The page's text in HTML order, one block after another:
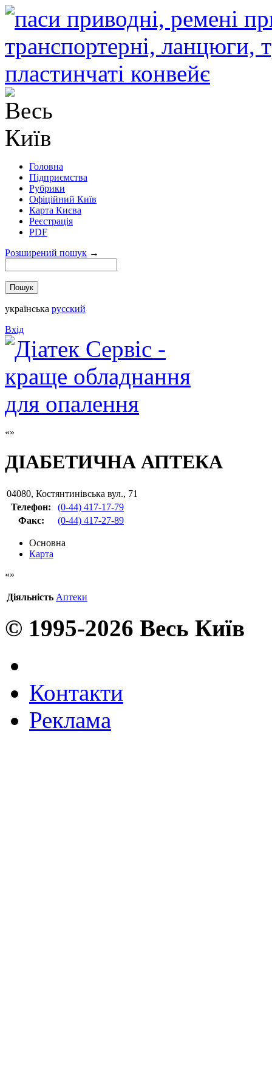
Головна
Підприємства
Рубрики
Офіційний Київ
Карта Києва
Реєстрація
PDF
Розширений пошук →
українська русский
Вхід
ДІАБЕТИЧНА АПТЕКА
04080, Костянтинівська вул., 71
Телефон:
(0-44) 417-17-79
Факс: (0-44) 417-27-89
Основна
Карта
Діяльність Аптеки
© 1995-2026 Весь Київ
Контакти
Реклама